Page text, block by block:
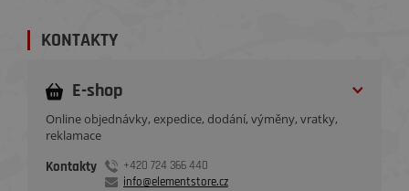
KONTAKTY
E-shop
Online objednávky, expedice, dodání, výměny, vratky,
reklamace
Kontakty
+420 724 366 440
info@elementstore.cz